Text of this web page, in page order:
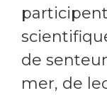
de
mer, de